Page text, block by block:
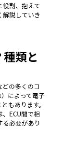
役割、抱えて
説していき
類と
どの多くのコ
によって電子
もあります。
ECU間で相
必要があり